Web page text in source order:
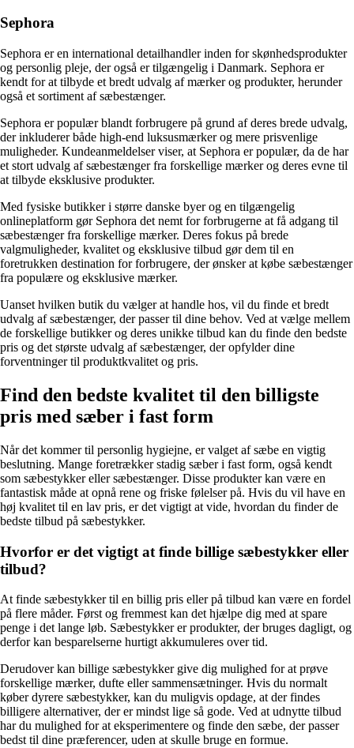
Sephora
Sephora er en international detailhandler inden for skønhedsprodukter
og personlig pleje, der også er tilgængelig i Danmark. Sephora er
kendt for at tilbyde et bredt udvalg af mærker og produkter, herunder
også et sortiment af sæbestænger.
Sephora er populær blandt forbrugere på grund af deres brede udvalg,
der inkluderer både high-end luksusmærker og mere prisvenlige
muligheder. Kundeanmeldelser viser, at Sephora er populær, da de har
et stort udvalg af sæbestænger fra forskellige mærker og deres evne til
at tilbyde eksklusive produkter.
Med fysiske butikker i større danske byer og en tilgængelig
onlineplatform gør Sephora det nemt for forbrugerne at få adgang til
sæbestænger fra forskellige mærker. Deres fokus på brede
valgmuligheder, kvalitet og eksklusive tilbud gør dem til en
foretrukken destination for forbrugere, der ønsker at købe sæbestænger
fra populære og eksklusive mærker.
Uanset hvilken butik du vælger at handle hos, vil du finde et bredt
udvalg af sæbestænger, der passer til dine behov. Ved at vælge mellem
de forskellige butikker og deres unikke tilbud kan du finde den bedste
pris og det største udvalg af sæbestænger, der opfylder dine
forventninger til produktkvalitet og pris.
Find den bedste kvalitet til den billigste
pris med sæber i fast form
Når det kommer til personlig hygiejne, er valget af sæbe en vigtig
beslutning. Mange foretrækker stadig sæber i fast form, også kendt
som sæbestykker eller sæbestænger. Disse produkter kan være en
fantastisk måde at opnå rene og friske følelser på. Hvis du vil have en
høj kvalitet til en lav pris, er det vigtigt at vide, hvordan du finder de
bedste tilbud på sæbestykker.
Hvorfor er det vigtigt at finde billige sæbestykker eller
tilbud?
At finde sæbestykker til en billig pris eller på tilbud kan være en fordel
på flere måder. Først og fremmest kan det hjælpe dig med at spare
penge i det lange løb. Sæbestykker er produkter, der bruges dagligt, og
derfor kan besparelserne hurtigt akkumuleres over tid.
Derudover kan billige sæbestykker give dig mulighed for at prøve
forskellige mærker, dufte eller sammensætninger. Hvis du normalt
køber dyrere sæbestykker, kan du muligvis opdage, at der findes
billigere alternativer, der er mindst lige så gode. Ved at udnytte tilbud
har du mulighed for at eksperimentere og finde den sæbe, der passer
bedst til dine præferencer, uden at skulle bruge en formue.